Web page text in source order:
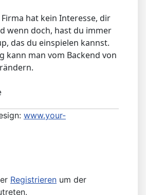
hat kein Interesse, dir
wenn doch, hast du immer
das du einspielen kannst.
kann man vom Backend von
www.your-
Registrieren um der